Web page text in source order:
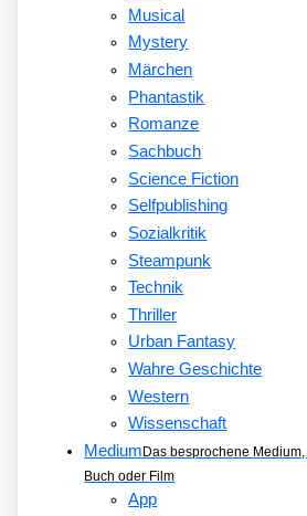
Musical
Mystery
Märchen
Phantastik
Romanze
Sachbuch
Science Fiction
Selfpublishing
Sozialkritik
Steampunk
Technik
Thriller
Urban Fantasy
Wahre Geschichte
Western
Wissenschaft
Medium Das besprochene
Buch oder Film
App